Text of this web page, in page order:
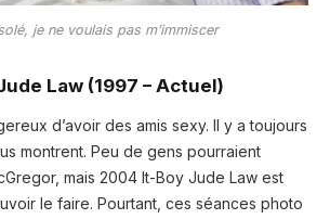
je ne voulais pas m’immiscer
Law (1997 – Actuel)
d’avoir des amis sexy. Il y a toujours
montrent. Peu de gens pourraient
mais 2004 It-Boy Jude Law est
le faire. Pourtant, ces séances photo